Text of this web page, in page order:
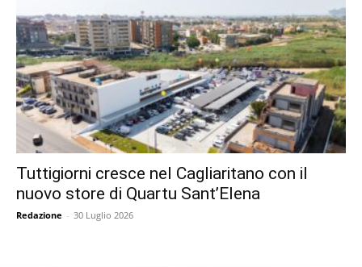
Tuttigiorni cresce nel Cagliaritano con il
nuovo store di Quartu Sant’Elena
Redazione - 30 Luglio 2026